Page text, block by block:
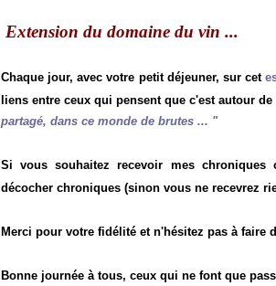
Extension du domaine du vin ...
Chaque jour, avec votre petit déjeuner, sur cet
liens entre ceux qui pensent que c'est autour
partagé, dans ce monde de brutes ... "
Si vous souhaitez recevoir mes chroniques
décocher chroniques (sinon vous ne recevrez
Merci pour votre fidélité et n'hésitez pas à faire
Bonne journée à tous, ceux qui ne font que